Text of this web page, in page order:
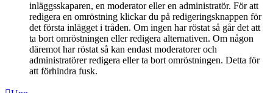
inläggsskaparen, en moderator eller en administratör. För att
redigera en omröstning klickar du på redigeringsknappen för
det första inlägget i tråden. Om ingen har röstat så går det att
ta bort omröstningen eller redigera alternativen. Om någon
däremot har röstat så kan endast moderatorer och
administratörer redigera eller ta bort omröstningen. Detta för
att förhindra fusk.